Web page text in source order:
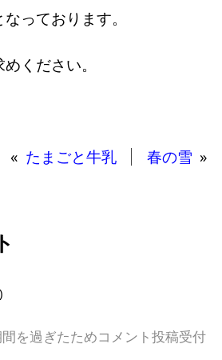
っております。
ください。
« たまごと牛乳 春の雪 »
を過ぎたためコメント投稿受付